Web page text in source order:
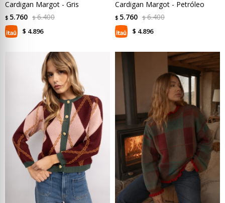
Cardigan Margot - Gris
$ 5.760 $ 6.400
$ 4.896
Cardigan Margot - Petróleo
$ 5.760 $ 6.400
$ 4.896